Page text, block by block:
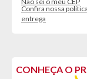
Confira nossa
entrega
CONHEÇA O